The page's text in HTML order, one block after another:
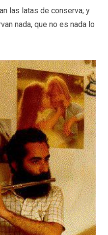
las latas de conserva; y
nada, que no es nada lo